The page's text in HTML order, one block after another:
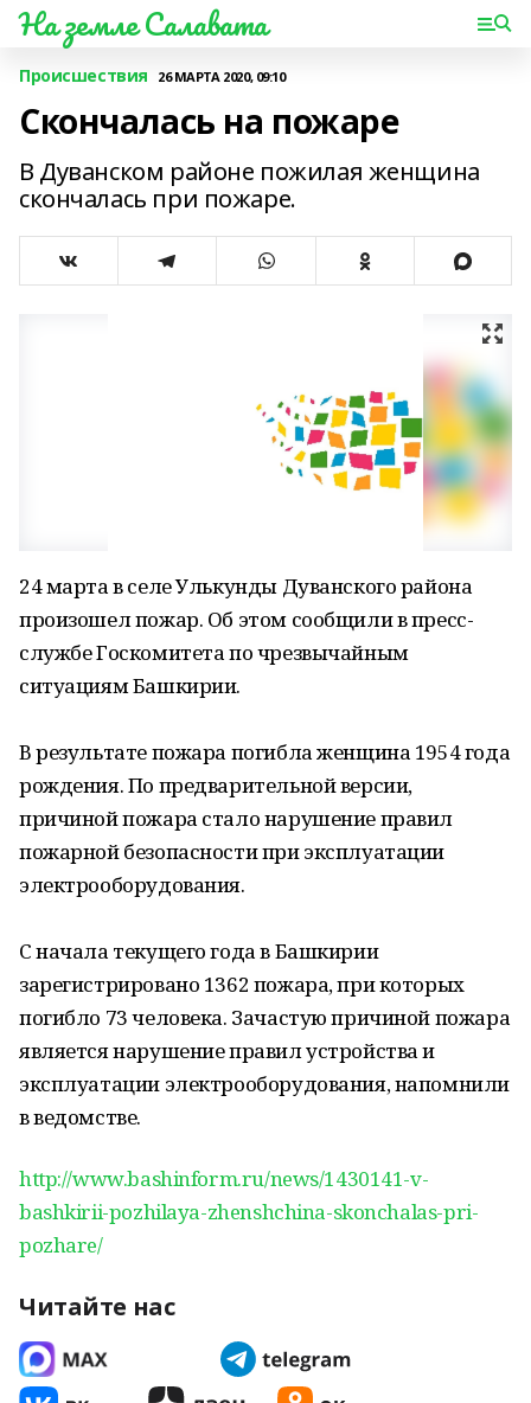
На земле Салавата
Происшествия 26 МАРТА 2020, 09:10
Скончалась на пожаре
В Дуванском районе пожилая женщина
скончалась при пожаре.
24 марта в селе Улькунды Дуванского района
произошел пожар. Об этом сообщили в пресс-
службе Госкомитета по чрезвычайным
ситуациям Башкирии.
В результате пожара погибла женщина 1954 года
рождения. По предварительной версии,
причиной пожара стало нарушение правил
пожарной безопасности при эксплуатации
электрооборудования.
С начала текущего года в Башкирии
зарегистрировано 1362 пожара, при которых
погибло 73 человека. Зачастую причиной пожара
является нарушение правил устройства и
эксплуатации электрооборудования, напомнили
в ведомстве.
http://www.bashinform.ru/news/1430141-v-
bashkirii-pozhilaya-zhenshchina-skonchalas-pri-
pozhare/
Читайте нас